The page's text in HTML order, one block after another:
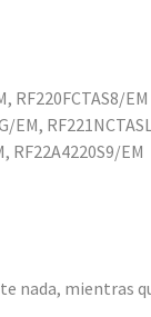
RF220FCTAS8/EM
EM,
RF22A4220S9/EM
mientras